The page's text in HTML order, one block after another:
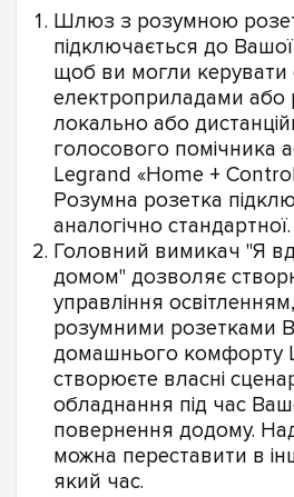
Шлюз з розумною
підключається до
щоб ви могли керувати
електроприладами або
локально або
голосового помічника
Legrand «Home +
Розумна розетка
аналогічно стандартної.
Головний вимикач "Я
домом" дозволяє
управління
розумними розетками
домашнього комфорту
створюєте власні
обладнання під час
повернення додому.
можна переставити в
який час.